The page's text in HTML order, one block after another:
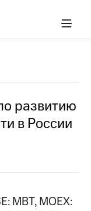
развитию
в России
MBT, MOEX: